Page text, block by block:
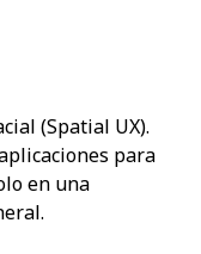
(Spatial UX).
para
en una